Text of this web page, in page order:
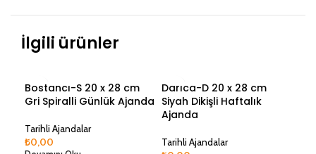
İlgili ürünler
Bostancı-S 20 x 28 cm
Gri Spiralli Günlük Ajanda
Tarihli Ajandalar
₺0,00
Darıca-D 20 x 28 cm
Siyah Dikişli Haftalık
Ajanda
Tarihli Ajandalar